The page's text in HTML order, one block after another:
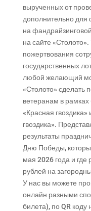
вырученных от
дополнительно для
на
на сайте «Столото».
пожертвования
государственных
любой желающий
«Столото» сделать
ветеранам в
«Красная гвоздика»
гвоздика».
результаты
Дню Победы,
мая 2026 года и
рублей на
У нас вы можете
онлайн разными
билета), по QR коду